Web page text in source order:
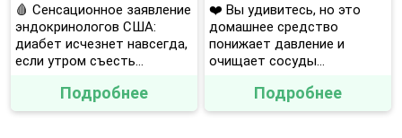
🩸 Сенсационное заявление
эндокринологов США:
диабет исчезнет навсегда,
если утром съесть...
Подробнее
❤️ Вы удивитесь, но это
домашнее средство
понижает давление и
очищает сосуды...
Подробнее